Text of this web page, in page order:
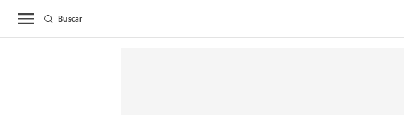
ACTUALIDAD BIERZO SUCESOS
Buscar